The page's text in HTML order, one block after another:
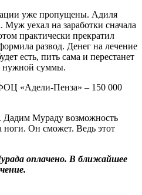
уже пропущены. Адиля
Муж уехал на заработки сначала
практически прекратил
развод. Денег на лечение
есть, пить сама и перестанет
нужной суммы.
«Адели-Пенза» – 150 000
Дадим Мураду возможность
ноги. Он сможет. Ведь этот
оплачено. В ближайшее